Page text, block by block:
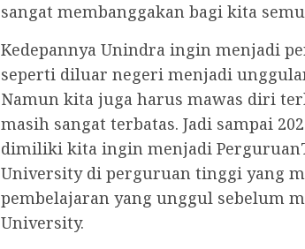
sangat membanggakan bagi kita
Kedepannya Unindra ingin menjadi
seperti diluar negeri menjadi
Namun kita juga harus mawas diri
masih sangat terbatas. Jadi sampai
dimiliki kita ingin menjadi
University di perguruan tinggi yang
pembelajaran yang unggul sebelum
University.